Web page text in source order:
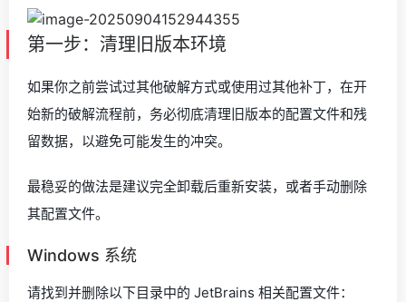
第一步：清理旧版本环境
如果你之前尝试过其他破解方式或使用过其他补丁，在开
始新的破解流程前，务必彻底清理旧版本的配置文件和残
留数据，以避免可能发生的冲突。
最稳妥的做法是建议完全卸载后重新安装，或者手动删除
其配置文件。
Windows 系统
请找到并删除以下目录中的 JetBrains 相关配置文件：